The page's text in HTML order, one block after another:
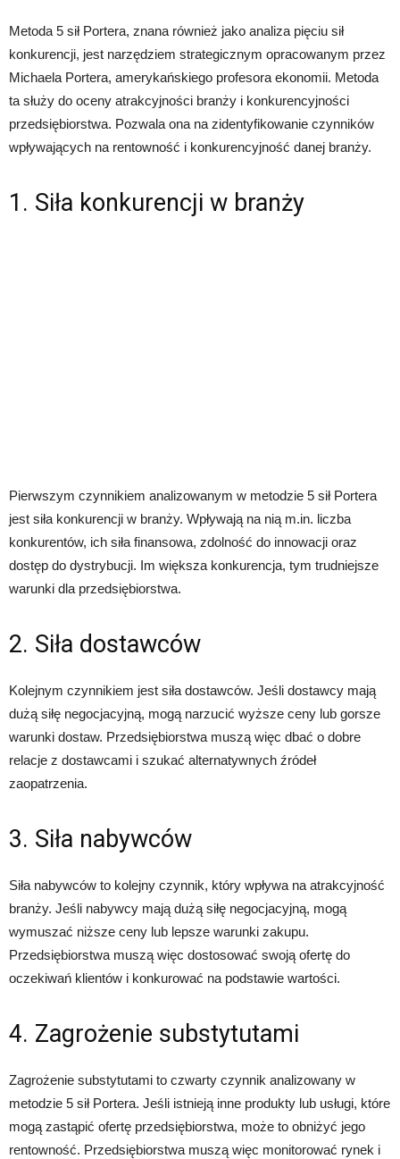
Metoda 5 sił Portera, znana również jako analiza pięciu sił
konkurencji, jest narzędziem strategicznym opracowanym przez
Michaela Portera, amerykańskiego profesora ekonomii. Metoda
ta służy do oceny atrakcyjności branży i konkurencyjności
przedsiębiorstwa. Pozwala ona na zidentyfikowanie czynników
wpływających na rentowność i konkurencyjność danej branży.
1. Siła konkurencji w branży
Pierwszym czynnikiem analizowanym w metodzie 5 sił Portera
jest siła konkurencji w branży. Wpływają na nią m.in. liczba
konkurentów, ich siła finansowa, zdolność do innowacji oraz
dostęp do dystrybucji. Im większa konkurencja, tym trudniejsze
warunki dla przedsiębiorstwa.
2. Siła dostawców
Kolejnym czynnikiem jest siła dostawców. Jeśli dostawcy mają
dużą siłę negocjacyjną, mogą narzucić wyższe ceny lub gorsze
warunki dostaw. Przedsiębiorstwa muszą więc dbać o dobre
relacje z dostawcami i szukać alternatywnych źródeł
zaopatrzenia.
3. Siła nabywców
Siła nabywców to kolejny czynnik, który wpływa na atrakcyjność
branży. Jeśli nabywcy mają dużą siłę negocjacyjną, mogą
wymuszać niższe ceny lub lepsze warunki zakupu.
Przedsiębiorstwa muszą więc dostosować swoją ofertę do
oczekiwań klientów i konkurować na podstawie wartości.
4. Zagrożenie substytutami
Zagrożenie substytutami to czwarty czynnik analizowany w
metodzie 5 sił Portera. Jeśli istnieją inne produkty lub usługi, które
mogą zastąpić ofertę przedsiębiorstwa, może to obniżyć jego
rentowność. Przedsiębiorstwa muszą więc monitorować rynek i